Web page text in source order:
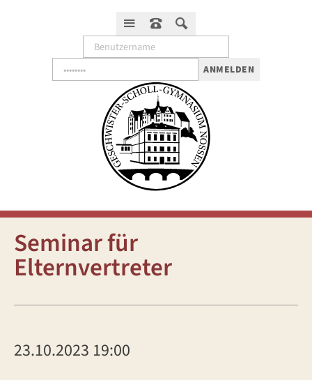
ANMELDEN
Seminar für
Elternvertreter
23.10.2023 19:00